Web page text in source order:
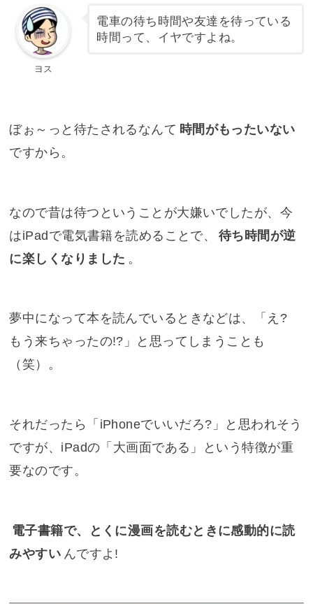
ヨス
電車の待ち時間や友達を待っている
時間って、イヤですよね。
ぼぉ～っと待たされるなんて 時間がもったいない
ですから。
なので昔は待つということが大嫌いでしたが、今
はiPadで電気書籍を読めることで、
待ち時間が逆
に楽しくなりました 。
夢中になって本を読んでいるときなどは、「え?
もう来ちゃったの!?」と思ってしまうことも
（笑）。
それだったら「iPhoneでいいだろ?」と思われそう
ですが、iPadの「大画面である」という特徴が重
要なのです。
電子書籍で、とくに漫画を読むときに感動的に読
みやすい んですよ!